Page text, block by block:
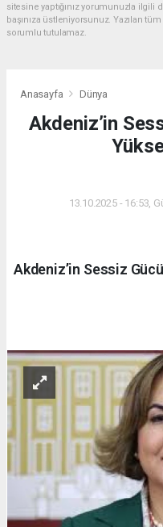
sitesine yaptığınız yorumunuzla ilgili
başınıza üstleniyorsunuz. Yazılan
sorumlu tutulamaz.
Anasayfa Dünya
Akdeniz’in
13.10.2025 - 16:53,
Akdeniz’in Sessiz